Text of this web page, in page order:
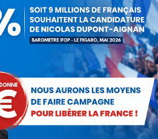
de l’usage des
de l’ordre